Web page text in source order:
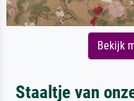
Bekijk
Staaltje van